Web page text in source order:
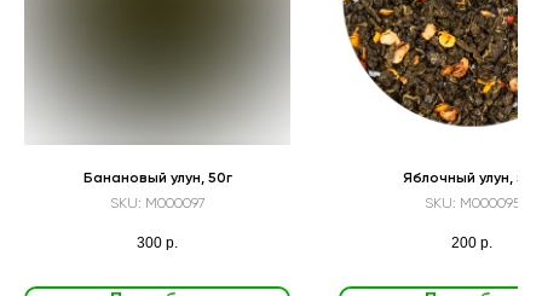
Банановый улун, 50г
SKU: M000097
300 р.
Яблочный улун, 50г
SKU: M000095
200 р.